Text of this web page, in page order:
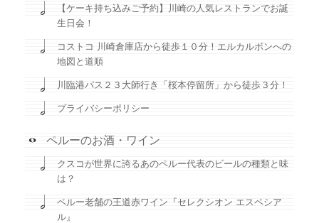
【ケーキ持ち込みご予約】川崎の人気レストランでお誕
生日会！
コストコ 川崎倉庫店から徒歩１０分！エルカルボンへの
地図と道順
川臨港バス２３大師行き「桜本停留所」から徒歩３分！
プライバシーポリシー
ペルーのお酒・ワイン
クスコが世界に誇るあのペルー代表のビールの種類と味
は？
ペルー老舗の王道赤ワイン『セレクシオン エスペシア
ル』